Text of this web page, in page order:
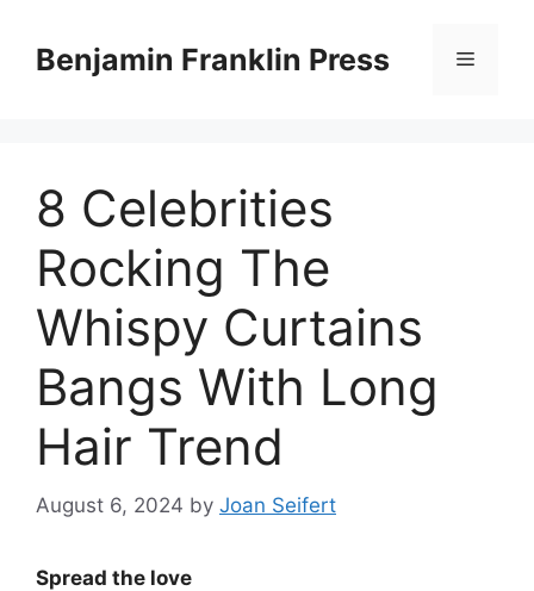
contentBenjamin Franklin Press Menu
8 Celebrities
Rocking The
Whispy Curtains
Bangs With Long
Hair Trend
August 6, 2024 by Joan Seifert
Spread the love